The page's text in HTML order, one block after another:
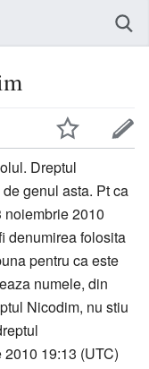
Dreptul
genul asta. Pt ca
noiembrie 2010
denumirea folosita
pentru ca este
numele, din
Nicodim, nu stiu
19:13 (UTC)